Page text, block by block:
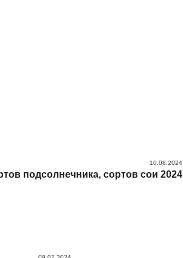
10.08.2024
подсолнечника, сортов сои 2024